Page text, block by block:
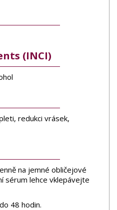
(INCI)
redukci vrásek,
na jemné obličejové
sérum lehce vklepávejte
48 hodin.